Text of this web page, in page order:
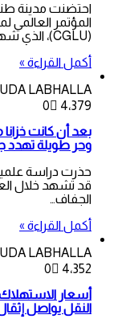
المؤتمر العالمي
(CGLU)، الذي شهد مشاركة…
أكمل القراءة »
LABHALLA
0
4٬379
بعد أن كانت
وحر طويلة تهدد
حذرت دراسة
قد تشهد خلال
الجفاف…
أكمل القراءة »
LABHALLA
0
4٬352
أسعار
النقل يواصل